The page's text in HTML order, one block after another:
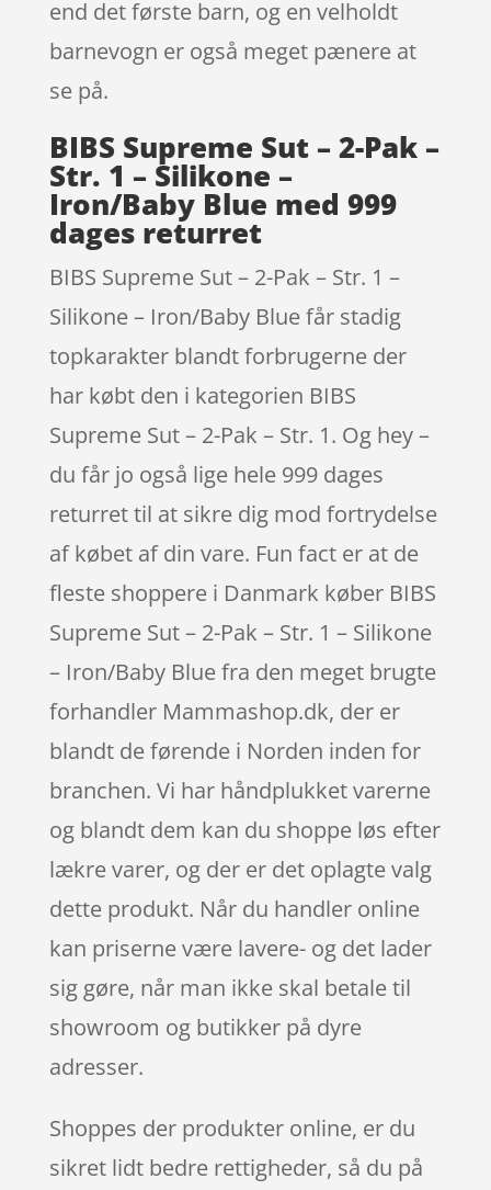
end det første barn, og en velholdt
barnevogn er også meget pænere at
se på.
BIBS Supreme Sut – 2-Pak –
Str. 1 – Silikone –
Iron/Baby Blue med 999
dages returret
BIBS Supreme Sut – 2-Pak – Str. 1 –
Silikone – Iron/Baby Blue får stadig
topkarakter blandt forbrugerne der
har købt den i kategorien BIBS
Supreme Sut – 2-Pak – Str. 1. Og hey –
du får jo også lige hele 999 dages
returret til at sikre dig mod fortrydelse
af købet af din vare. Fun fact er at de
fleste shoppere i Danmark køber BIBS
Supreme Sut – 2-Pak – Str. 1 – Silikone
– Iron/Baby Blue fra den meget brugte
forhandler Mammashop.dk, der er
blandt de førende i Norden inden for
branchen. Vi har håndplukket varerne
og blandt dem kan du shoppe løs efter
lækre varer, og der er det oplagte valg
dette produkt. Når du handler online
kan priserne være lavere- og det lader
sig gøre, når man ikke skal betale til
showroom og butikker på dyre
adresser.
Shoppes der produkter online, er du
sikret lidt bedre rettigheder, så du på